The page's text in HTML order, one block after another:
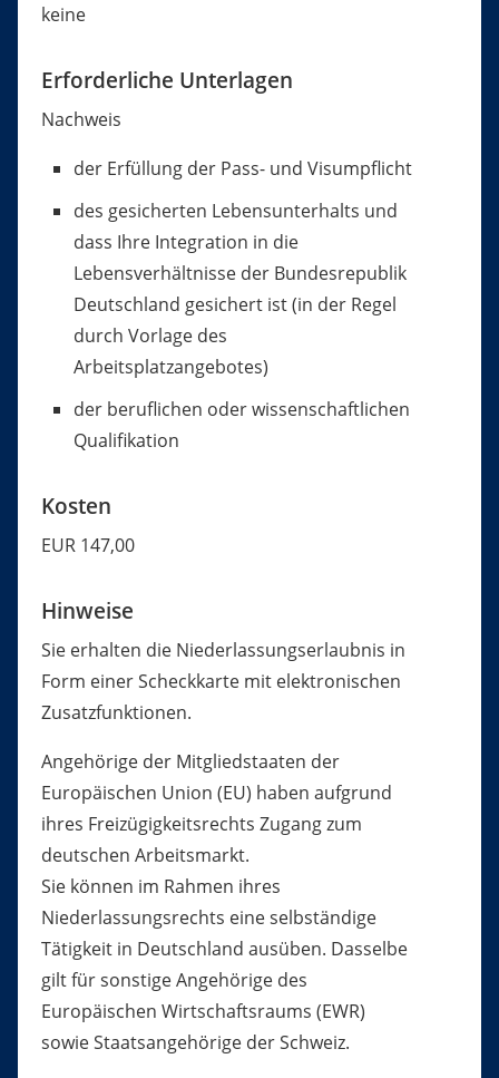
keine
Erforderliche Unterlagen
Nachweis
der Erfüllung der Pass- und Visumpflicht
des gesicherten Lebensunterhalts und
dass Ihre Integration in die
Lebensverhältnisse der Bundesrepublik
Deutschland gesichert ist (in der Regel
durch Vorlage des
Arbeitsplatzangebotes)
der beruflichen oder wissenschaftlichen
Qualifikation
Kosten
EUR 147,00
Hinweise
Sie erhalten die Niederlassungserlaubnis in
Form einer Scheckkarte mit elektronischen
Zusatzfunktionen.
Angehörige der Mitgliedstaaten der
Europäischen Union (EU) haben aufgrund
ihres Freizügigkeitsrechts Zugang zum
deutschen Arbeitsmarkt.
Sie können im Rahmen ihres
Niederlassungsrechts eine selbständige
Tätigkeit in Deutschland ausüben. Dasselbe
gilt für sonstige Angehörige des
Europäischen Wirtschaftsraums (EWR)
sowie Staatsangehörige der Schweiz.